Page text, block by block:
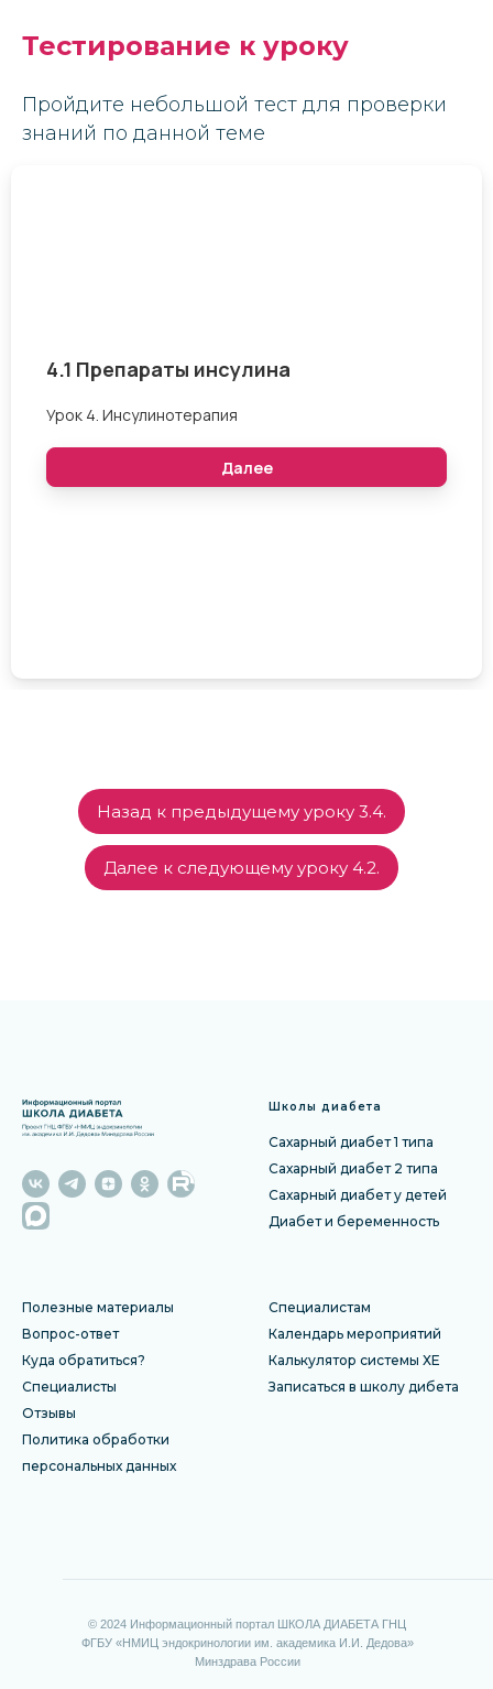
Тестирование к уроку
Пройдите небольшой тест для проверки
знаний по данной теме
Назад к предыдущему уроку 3.4.
Далее к следующему уроку 4.2.
Школы диабета
Сахарный диабет 1 типа
Сахарный диабет 2 типа
Сахарный диабет у детей
Диабет и беременность
Полезные материалы
Вопрос-ответ
Куда обратиться?
Специалисты
Отзывы
Политика обработки
персональных данных
Специалистам
Календарь мероприятий
Калькулятор системы ХЕ
Записаться в школу дибета
© 2024 Информационный портал ШКОЛА ДИАБЕТА ГНЦ
ФГБУ «НМИЦ эндокринологии им. академика И.И. Дедова»
Минздрава России